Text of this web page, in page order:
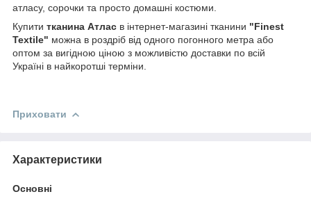
атласу, сорочки та просто домашні костюми.
Купити тканина Атлас в інтернет-магазині тканини "Finest
Textile" можна в роздріб від одного погонного метра або
оптом за вигідною ціною з можливістю доставки по всій
Україні в найкоротші терміни.
Приховати
Характеристики
Основні